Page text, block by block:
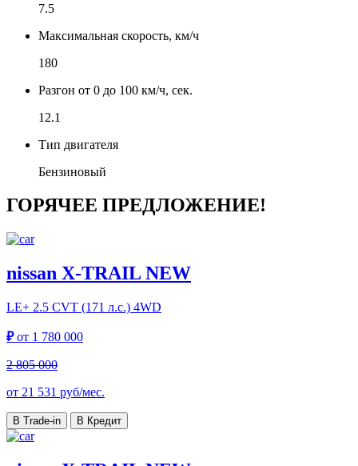
7.5
Максимальная скорость, км/ч
180
Разгон от 0 до 100 км/ч, сек.
12.1
Тип двигателя
Бензиновый
ГОРЯЧЕЕ ПРЕДЛОЖЕНИЕ!
nissan X-TRAIL NEW
LE+ 2.5 CVT (171 л.с.) 4WD
₽от 1 780 000
2 805 000
от 21 531 руб/мес.
В Trade-in В Кредит